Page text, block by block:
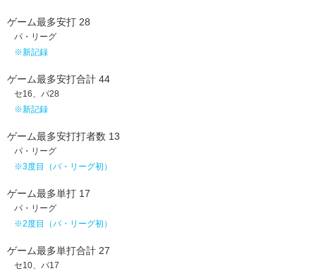
ゲーム最多安打 28
パ・リーグ
※新記録
ゲーム最多安打合計 44
セ16、パ28
※新記録
ゲーム最多安打打者数 13
パ・リーグ
※3度目（パ・リーグ初）
ゲーム最多単打 17
パ・リーグ
※2度目（パ・リーグ初）
ゲーム最多単打合計 27
セ10、パ17